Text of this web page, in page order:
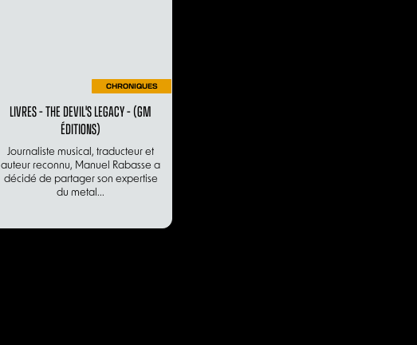
CHRONIQUES
LIVRES – THE DEVIL'S LEGACY – (GM
ÉDITIONS)
Journaliste musical, traducteur et
auteur reconnu, Manuel Rabasse a
décidé de partager son expertise
du metal...